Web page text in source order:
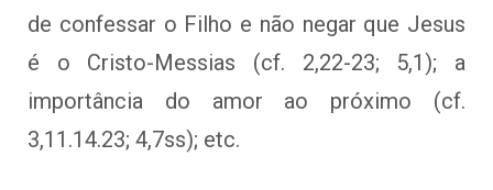
de confessar o Filho e não negar que Jesus
é o Cristo-Messias (cf. 2,22-23; 5,1); a
importância do amor ao próximo (cf.
3,11.14.23; 4,7ss); etc.